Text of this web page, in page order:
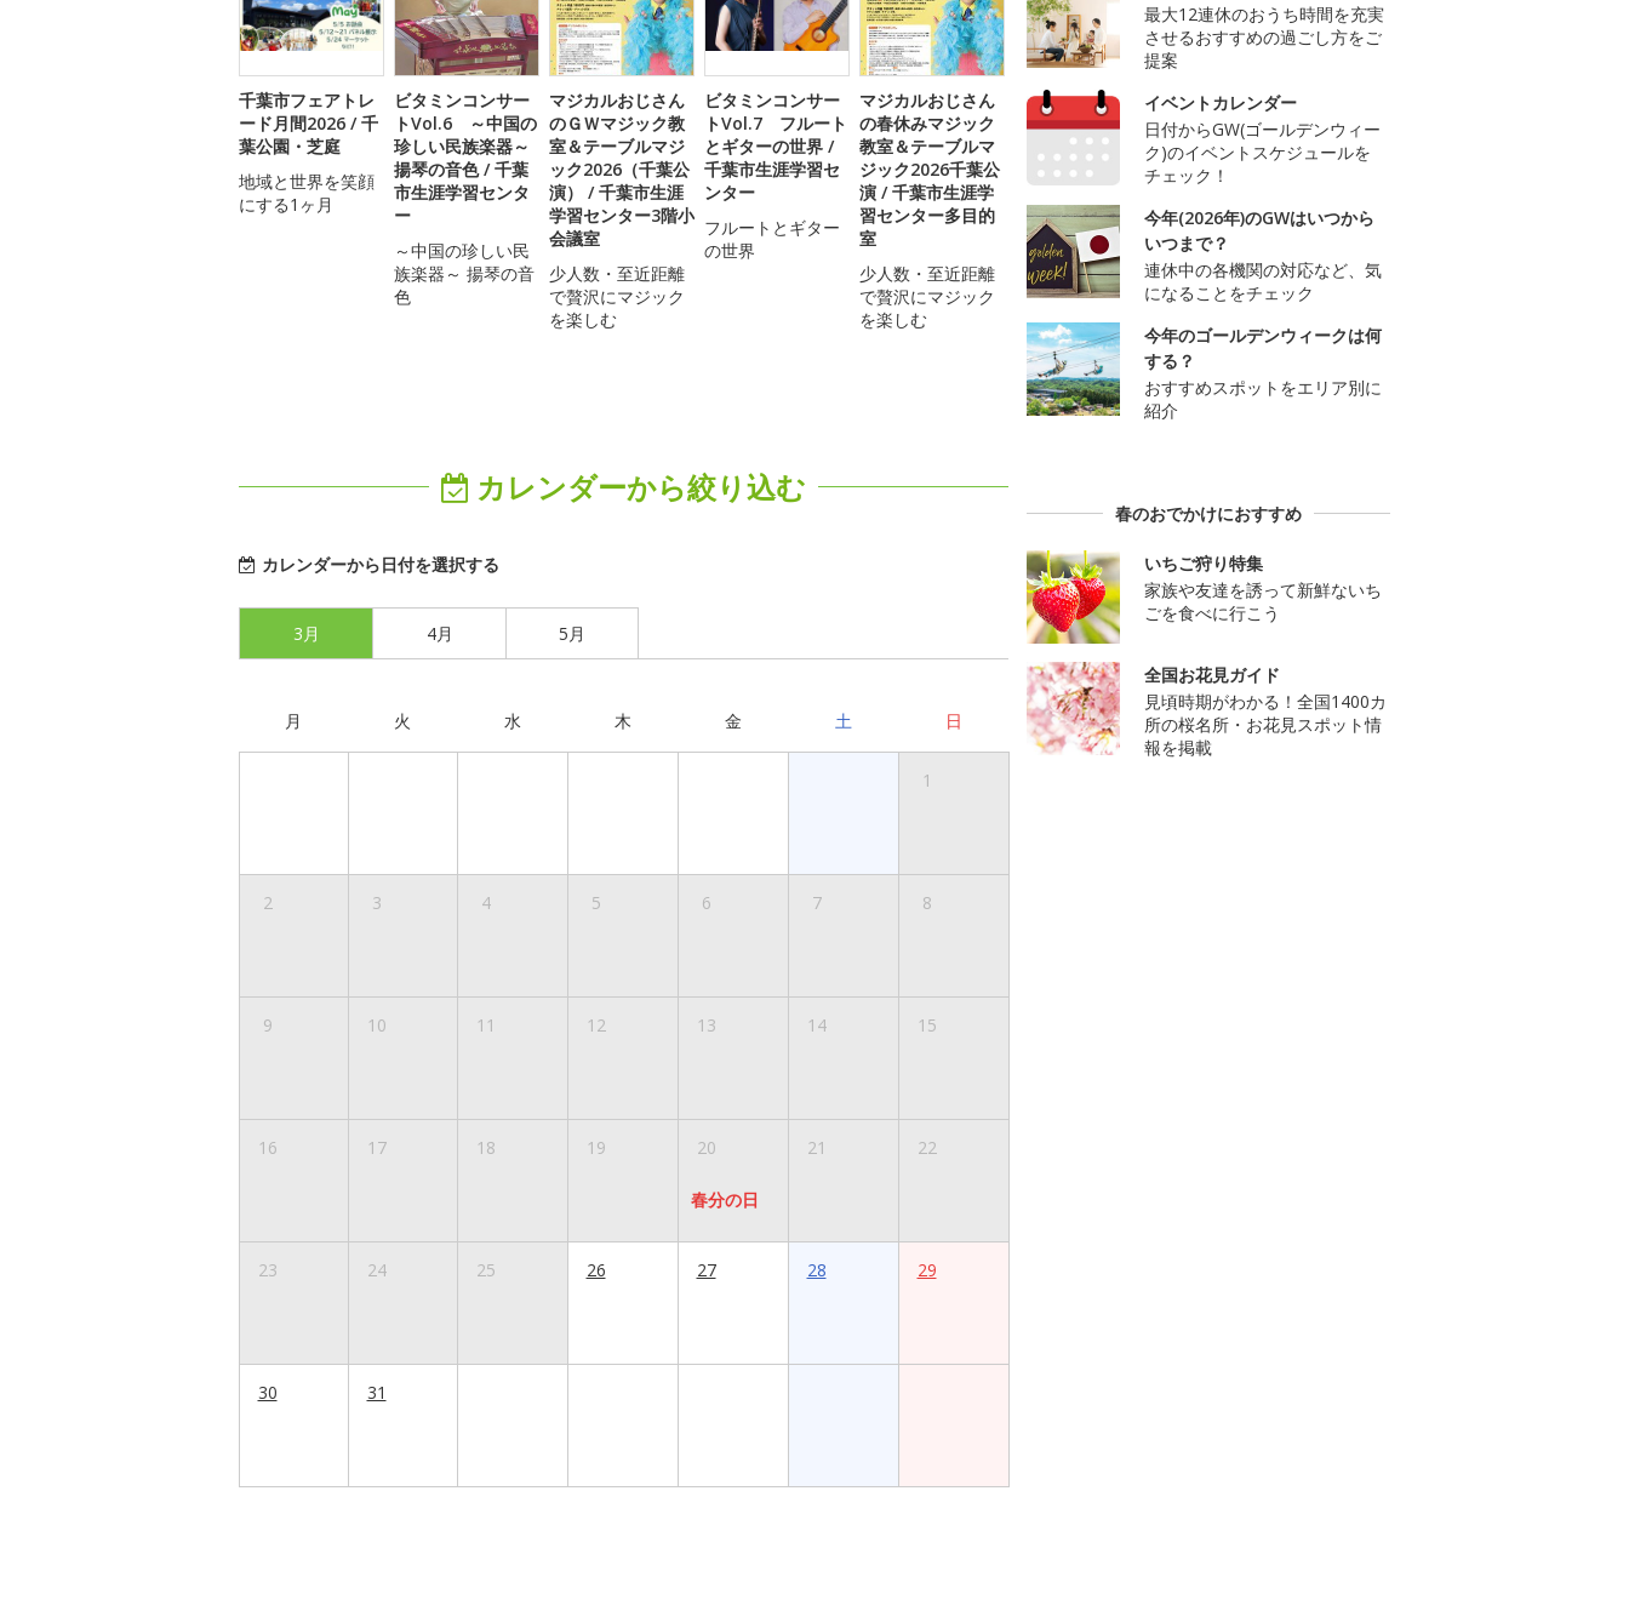
千葉市フェアトレ
ード月間2026 / 千
葉公園・芝庭
地域と世界を笑顔
にする1ヶ月
ビタミンコンサー
トVol.6 ～中国の
珍しい民族楽器～
揚琴の音色 / 千葉
市生涯学習センタ
ー
～中国の珍しい民
族楽器～ 揚琴の音
色
マジカルおじさん
のＧＷマジック教
室＆テーブルマジ
ック2026（千葉公
演） / 千葉市生涯
学習センター3階小
会議室
少人数・至近距離
で贅沢にマジック
を楽しむ
ビタミンコンサー
トVol.7 フルート
とギターの世界 /
千葉市生涯学習セ
ンター
フルートとギター
の世界
マジカルおじさん
の春休みマジック
教室＆テーブルマ
ジック2026千葉公
演 / 千葉市生涯学
習センター多目的
室
少人数・至近距離
で贅沢にマジック
を楽しむ
カレンダーから絞り込む
カレンダーから日付を選択する
3月 4月 5月
月 火 水 木 金 土 日
1
2 3 4 5 6 7 8
9 10 11 12 13 14 15
16 17 18 19 20
春分の日
21 22
23 24 25 26 27 28 29
30 31
最大12連休のおうち時間を充実
させるおすすめの過ごし方をご
提案
イベントカレンダー
日付からGW(ゴールデンウィー
ク)のイベントスケジュールを
チェック！
今年(2026年)のGWはいつから
いつまで？
連休中の各機関の対応など、気
になることをチェック
今年のゴールデンウィークは何
する？
おすすめスポットをエリア別に
紹介
春のおでかけにおすすめ
いちご狩り特集
家族や友達を誘って新鮮ないち
ごを食べに行こう
全国お花見ガイド
見頃時期がわかる！全国1400カ
所の桜名所・お花見スポット情
報を掲載